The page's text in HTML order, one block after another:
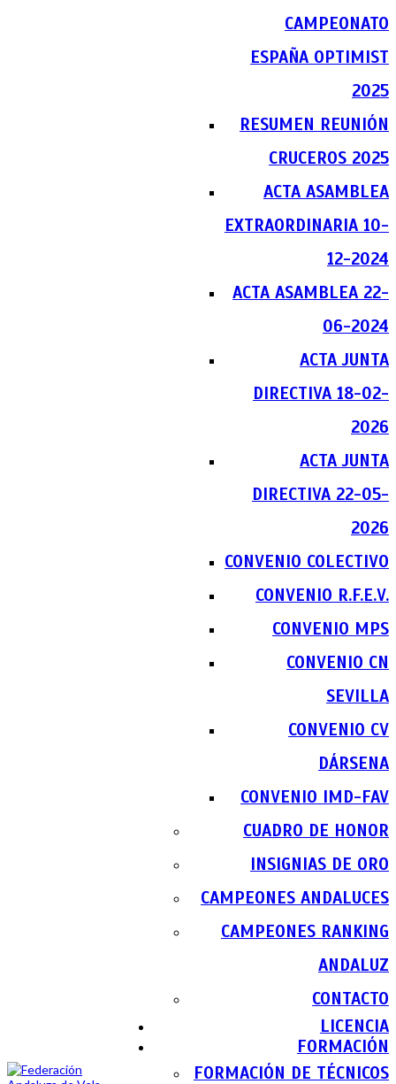
CAMPEONATO
ESPAÑA OPTIMIST
2025
RESUMEN REUNIÓN
CRUCEROS 2025
ACTA ASAMBLEA
EXTRAORDINARIA 10-
12-2024
ACTA ASAMBLEA 22-
06-2024
ACTA JUNTA
DIRECTIVA 18-02-
2026
ACTA JUNTA
DIRECTIVA 22-05-
2026
CONVENIO COLECTIVO
CONVENIO R.F.E.V.
CONVENIO MPS
CONVENIO CN
SEVILLA
CONVENIO CV
DÁRSENA
CONVENIO IMD-FAV
CUADRO DE HONOR
INSIGNIAS DE ORO
CAMPEONES ANDALUCES
CAMPEONES RANKING
ANDALUZ
CONTACTO
LICENCIA
FORMACIÓN
FORMACIÓN DE TÉCNICOS